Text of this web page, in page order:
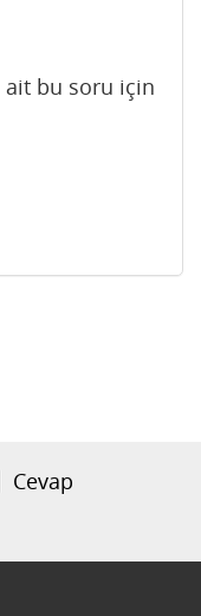
ait bu soru için
Cevap